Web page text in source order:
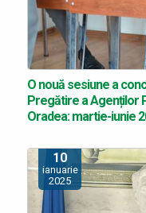
O nouă sesiune a
Pregătire a Agenților
Oradea: martie-iunie
10
ianuarie
2025